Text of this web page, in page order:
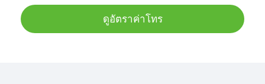
ดูอัตราค่าโทร